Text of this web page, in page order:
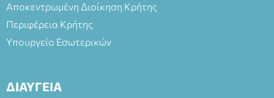
Αποκεντρωμένη Διοίκηση Κρήτης
Περιφέρεια Κρήτης
Υπουργείο Εσωτερικών
ΔΙΑΥΓΕΙΑ